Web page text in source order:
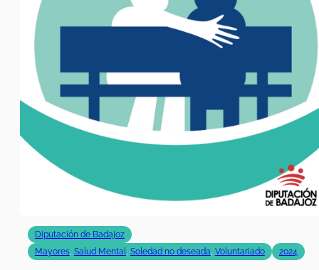
Diputación de Badajoz
Mayores, Salud Mental, Soledad no deseada, Voluntariado 2024